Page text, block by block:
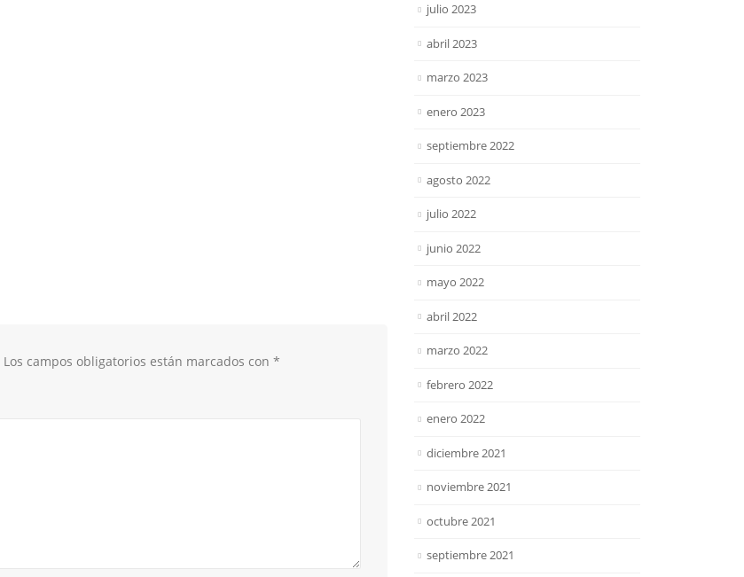
Los campos obligatorios están marcados con *
julio 2023
abril 2023
marzo 2023
enero 2023
septiembre 2022
agosto 2022
julio 2022
junio 2022
mayo 2022
abril 2022
marzo 2022
febrero 2022
enero 2022
diciembre 2021
noviembre 2021
octubre 2021
septiembre 2021